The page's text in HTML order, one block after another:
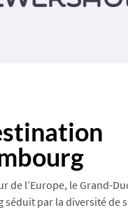
de l’Europe, le Grand-
séduit par la diversité de